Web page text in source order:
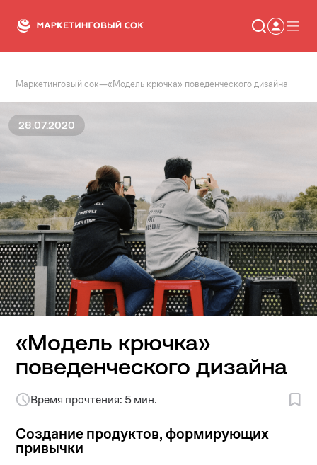
Статьи
Новости
Маркетинговый сок—«Модель крючка» поведенческого дизайна
28.07.2020
«Модель крючка»
поведенческого дизайна
Время прочтения: 5 мин.
Создание продуктов, формирующих
привычки